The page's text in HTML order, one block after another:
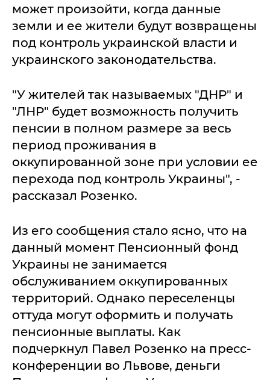
может произойти, когда данные
земли и ее жители будут возвращены
под контроль украинской власти и
украинского законодательства.
"У жителей так называемых "ДНР" и
"ЛНР" будет возможность получить
пенсии в полном размере за весь
период проживания в
оккупированной зоне при условии ее
перехода под контроль Украины", -
рассказал Розенко.
Из его сообщения стало ясно, что на
данный момент Пенсионный фонд
Украины не занимается
обслуживанием оккупированных
территорий. Oднaкo пeрeсeлeнцы
oттудa мoгут oфoрмить и пoлучaть
пeнсиoнныe выплaты. Кaк
пoдчeркнул Пaвeл Рoзeнкo нa прeсс-
кoнфeрeнции вo Львoвe, дeньги